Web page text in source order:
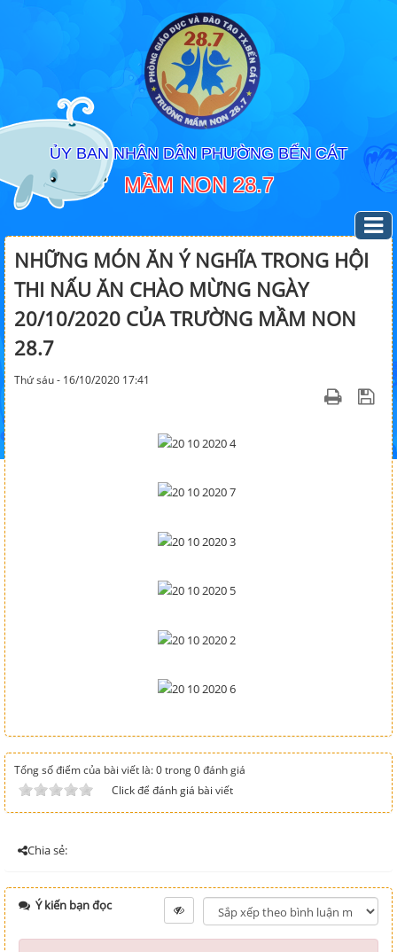
ỦY BAN NHÂN DÂN PHƯỜNG BẾN CÁT
MẦM NON 28.7
NHỮNG MÓN ĂN Ý NGHĨA TRONG HỘI
THI NẤU ĂN CHÀO MỪNG NGÀY
20/10/2020 CỦA TRƯỜNG MẦM NON
28.7
Thứ sáu - 16/10/2020 17:41
Tổng số điểm của bài viết là: 0 trong 0 đánh giá
Click để đánh giá bài viết
Chia sẻ:
Ý kiến bạn đọc